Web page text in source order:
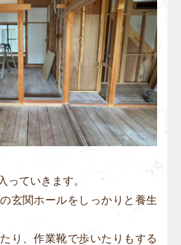
っていきます。
玄関ホールをしっかりと養生
り、作業靴で歩いたりもする